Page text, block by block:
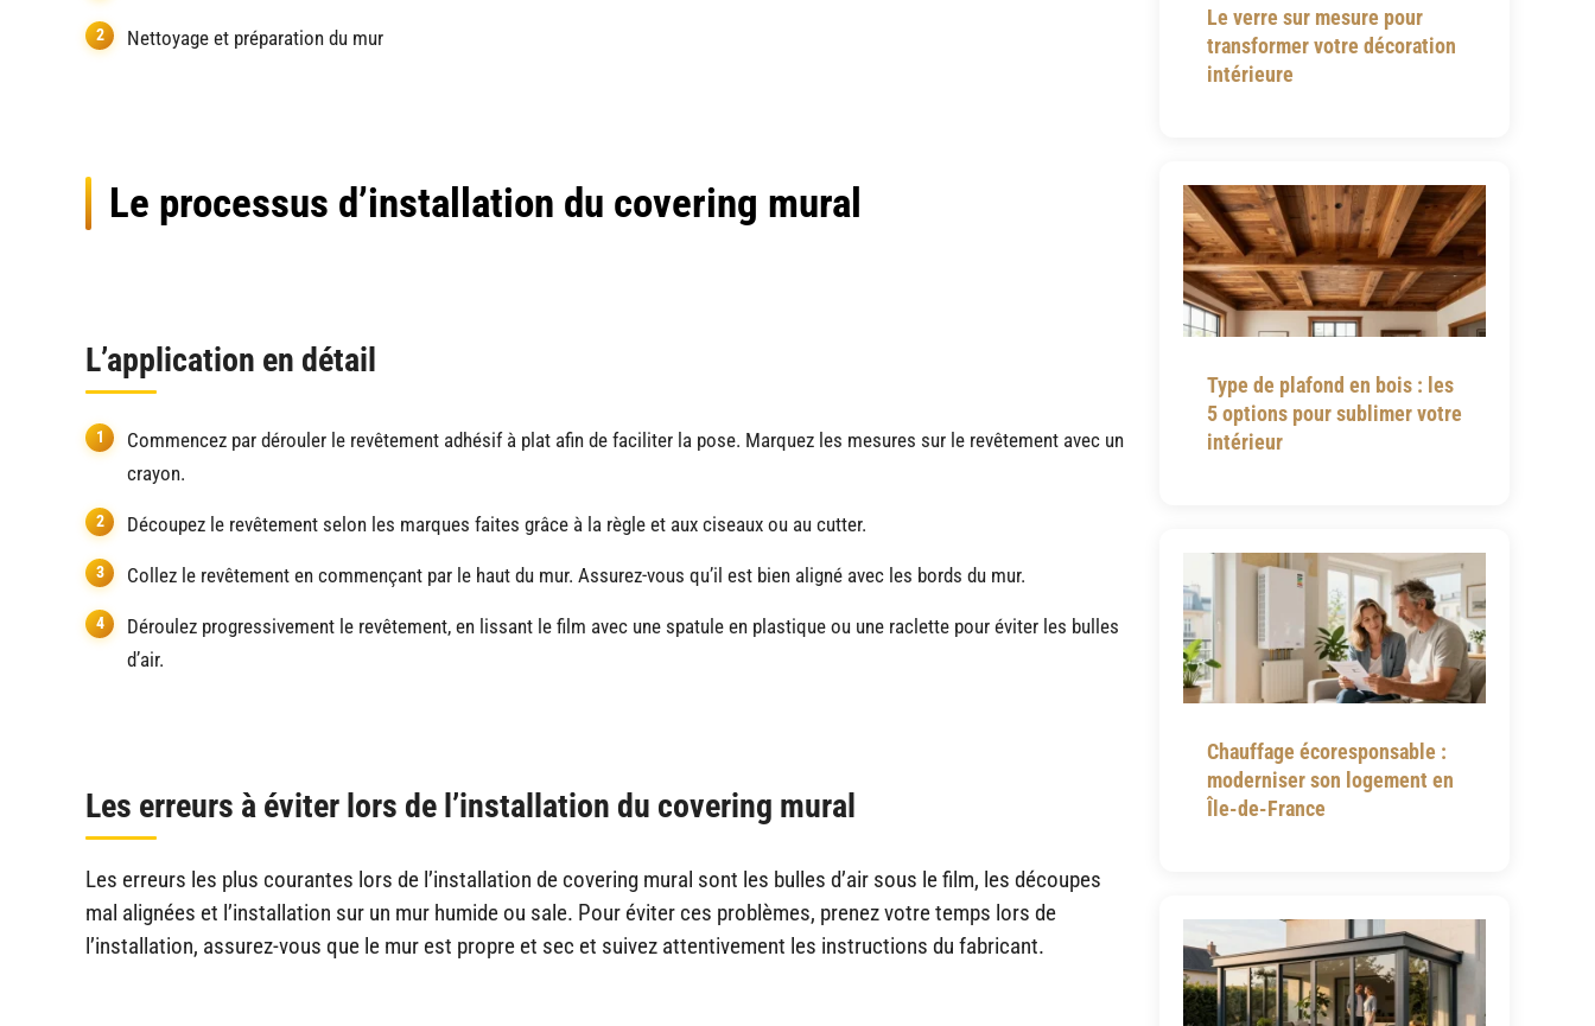
Nettoyage et préparation du mur
Le processus d’installation du covering mural
L’application en détail
Commencez par dérouler le revêtement adhésif à plat afin de faciliter la pose. Marquez les mesures sur le revêtement avec un
crayon.
Découpez le revêtement selon les marques faites grâce à la règle et aux ciseaux ou au cutter.
Collez le revêtement en commençant par le haut du mur. Assurez-vous qu’il est bien aligné avec les bords du mur.
Déroulez progressivement le revêtement, en lissant le film avec une spatule en plastique ou une raclette pour éviter les bulles
d’air.
Les erreurs à éviter lors de l’installation du covering mural
Les erreurs les plus courantes lors de l’installation de covering mural sont les bulles d’air sous le film, les découpes
mal alignées et l’installation sur un mur humide ou sale. Pour éviter ces problèmes, prenez votre temps lors de
l’installation, assurez-vous que le mur est propre et sec et suivez attentivement les instructions du fabricant.
Le verre sur mesure pour
transformer votre décoration
intérieure
Type de plafond en bois : les
5 options pour sublimer votre
intérieur
Chauffage écoresponsable :
moderniser son logement en
Île-de-France